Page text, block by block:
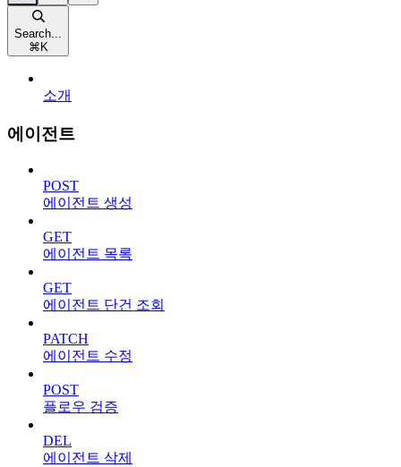
Search...
⌘ K
소개
에이전트
POST
에이전트 생성
GET
에이전트 목록
GET
에이전트 단건 조회
PATCH
에이전트 수정
POST
플로우 검증
DEL
에이전트 삭제